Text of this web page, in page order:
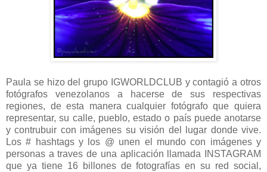
Paula se hizo del grupo IGWORLDCLUB y contagió a otros
fotógrafos venezolanos a hacerse de sus respectivas
regiones, de esta manera cualquier fotógrafo que quiera
representar, su calle, pueblo, estado o país puede anotarse
y contrubuir con imágenes su visión del lugar donde vive.
Los # hashtags y los @ unen el mundo con imágenes y
personas a traves de una aplicación llamada INSTAGRAM
que ya tiene 16 billones de fotografías en su red social,